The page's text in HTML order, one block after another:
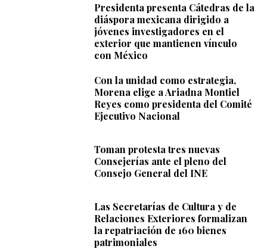
Presidenta presenta Cátedras de la
diáspora mexicana dirigido a
jóvenes investigadores en el
exterior que mantienen vínculo
con México
Con la unidad como estrategia,
Morena elige a Ariadna Montiel
Reyes como presidenta del Comité
Ejecutivo Nacional
Toman protesta tres nuevas
Consejerías ante el pleno del
Consejo General del INE
Las Secretarías de Cultura y de
Relaciones Exteriores formalizan
la repatriación de 160 bienes
patrimoniales